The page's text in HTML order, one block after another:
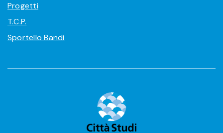
Progetti
T.C.P.
Sportello Bandi